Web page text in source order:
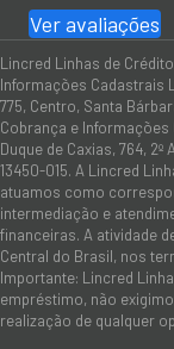
Ver avaliações
Lincred Linhas de
Informações Cadastrais
775, Centro, Santa
Cobrança e Informações
Duque de Caxias, 764, 2º
13450-015. A Lincred
atuamos como
intermediação e
financeiras. A atividade
Central do Brasil, nos
Importante: Lincred
empréstimo, não
realização de qualquer